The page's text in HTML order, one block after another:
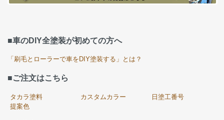
■車のDIY全塗装が初めての方へ
「刷毛とローラーで車をDIY塗装する」とは？
■ご注文はこちら
タカラ塗料
提案色
カスタムカラー 日塗工番号